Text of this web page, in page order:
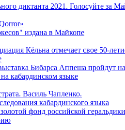
диктанта 2021. Голосуйте за
издана в Майкопе
Кёльна отмечает свое 50-
Бибарса Аппеша пройдут
кабардинском языке
Василь Чапленко.
кабардинского языка
фонд российской